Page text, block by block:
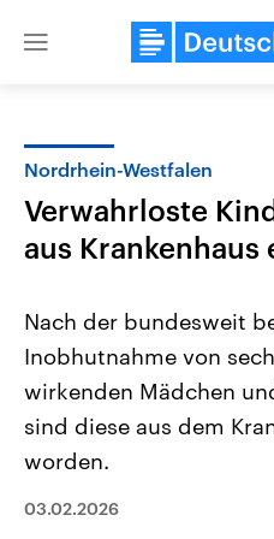
Close
USA
Aktuelle Beiträge, Analysen
Hintergründe
den mächtigsten Ländern der
Nordrhein-Westfalen
Verwahrloste
aus Krankenhaus
Nach der bundesweit
Inobhutnahme von
wirkenden Mädchen
sind diese aus dem
worden.
03.02.2026